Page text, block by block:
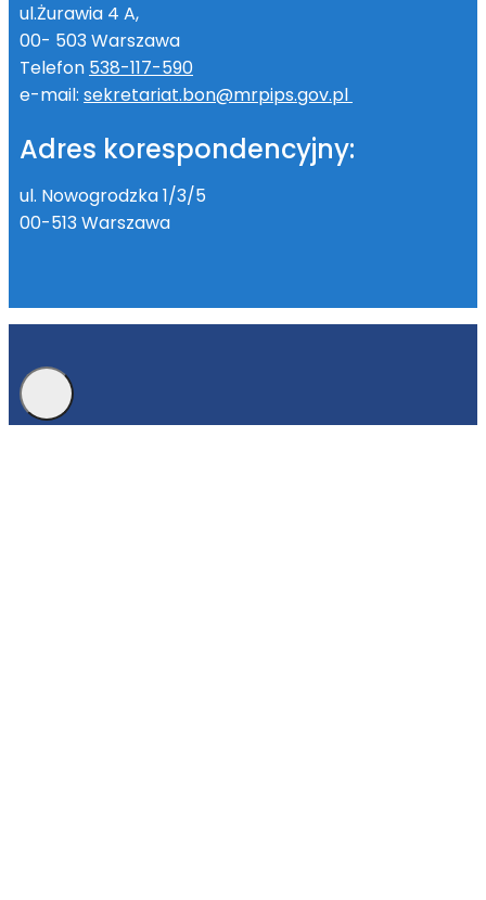
ul.Żurawia 4 A,
00- 503 Warszawa
Telefon 538-117-590
e-mail: sekretariat.bon@mrpips.gov.pl
Adres korespondencyjny:
ul. Nowogrodzka 1/3/5
00-513 Warszawa